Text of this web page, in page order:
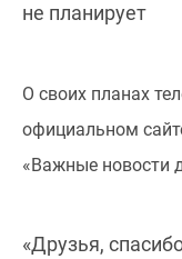
не планирует
О своих планах
официальном
«Важные новости
«Друзья,